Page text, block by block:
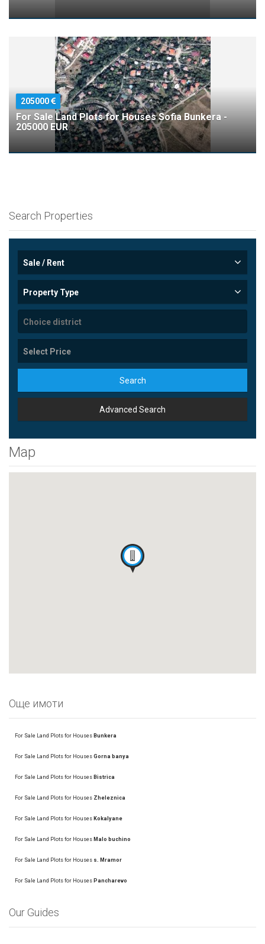
205000
For Sale Land Plots for Houses Sofia Bunkera -
205000 EUR
Search Properties
Sale / Rent
Property Type
Search
Advanced Search
Map
Още имоти
For Sale Land Plots for Houses Bunkera
For Sale Land Plots for Houses Gorna banya
For Sale Land Plots for Houses Bistrica
For Sale Land Plots for Houses Zheleznica
For Sale Land Plots for Houses Kokalyane
For Sale Land Plots for Houses Malo buchino
For Sale Land Plots for Houses s. Mramor
For Sale Land Plots for Houses Pancharevo
Our Guides